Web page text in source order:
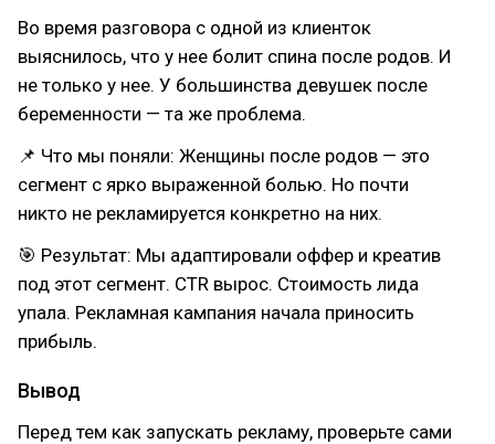
Во время разговора с одной из клиенток
выяснилось, что у нее болит спина после родов. И
не только у нее. У большинства девушек после
беременности — та же проблема.
📌 Что мы поняли: Женщины после родов — это
сегмент с ярко выраженной болью. Но почти
никто не рекламируется конкретно на них.
🎯 Результат: Мы адаптировали оффер и креатив
под этот сегмент. CTR вырос. Стоимость лида
упала. Рекламная кампания начала приносить
прибыль.
Вывод
Перед тем как запускать рекламу, проверьте сами